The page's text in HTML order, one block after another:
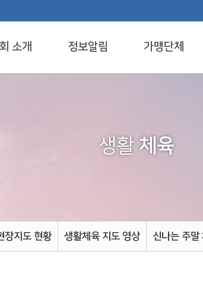
소개 정보알림 가맹단체
생활 체육
장지도 현황 생활체육 지도 영상 신나는 주말